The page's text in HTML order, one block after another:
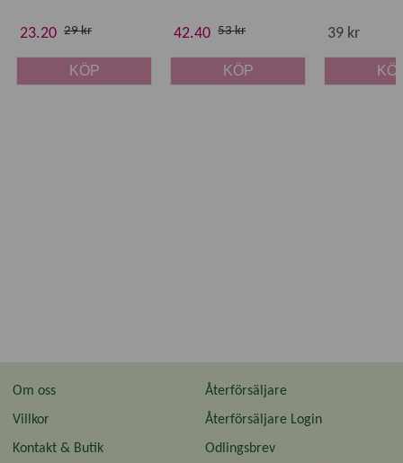
23.20 29 kr
KÖP
42.40 53 kr
KÖP
39 kr
Om oss
Villkor
Kontakt & Butik
Återförsäljare
Återförsäljare Login
Odlingsbrev